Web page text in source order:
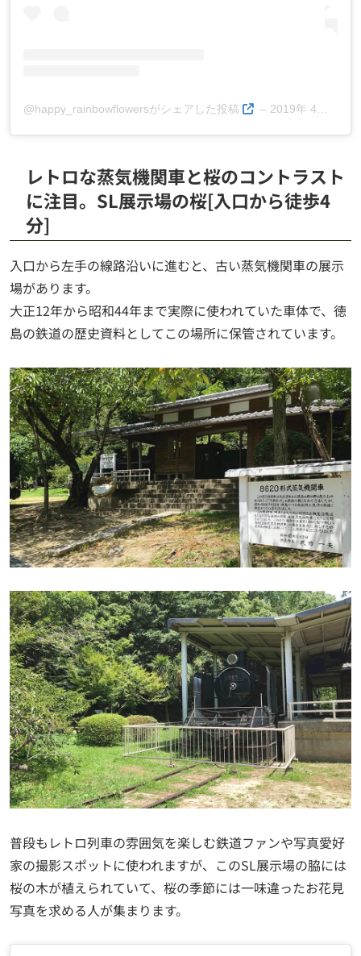
@happy_rainbowflowersがシェアした投稿 – 2019年 4月月15日午前6時40分PDT
レトロな蒸気機関車と桜のコントラスト
に注目。SL展示場の桜[入口から徒歩4
分]
入口から左手の線路沿いに進むと、古い蒸気機関車の展示
場があります。
大正12年から昭和44年まで実際に使われていた車体で、徳
島の鉄道の歴史資料としてこの場所に保管されています。
普段もレトロ列車の雰囲気を楽しむ鉄道ファンや写真愛好
家の撮影スポットに使われますが、このSL展示場の脇には
桜の木が植えられていて、桜の季節には一味違ったお花見
写真を求める人が集まります。